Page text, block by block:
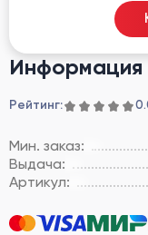
Информация
Рейтинг:
Мин. заказ:
Выдача:
Артикул: